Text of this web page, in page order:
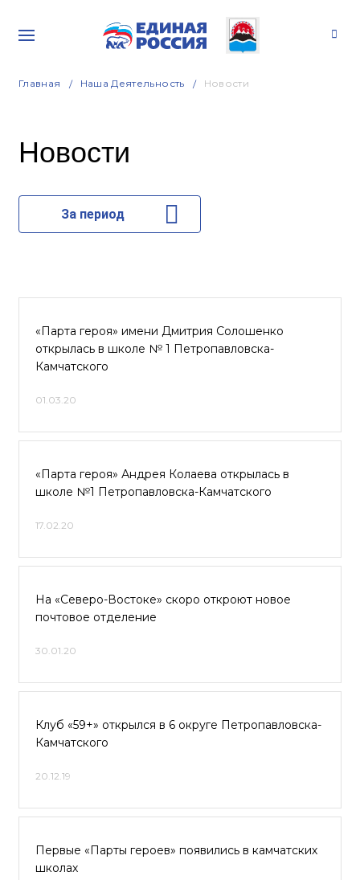
Главная Наша Деятельность Новости
Новости
За период
«Парта героя» имени Дмитрия Солошенко
открылась в школе № 1 Петропавловска-
Камчатского
01.03.20
«Парта героя» Андрея Колаева открылась в
школе №1 Петропавловска-Камчатского
17.02.20
На «Северо-Востоке» скоро откроют новое
почтовое отделение
30.01.20
Клуб «59+» открылся в 6 округе Петропавловска-
Камчатского
20.12.19
Первые «Парты героев» появились в камчатских
школах